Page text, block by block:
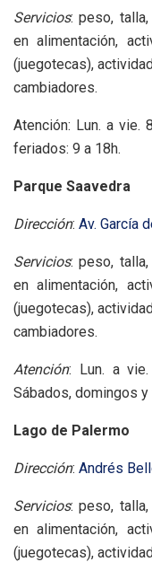
Servicios: peso,
en alimentación,
(juegotecas),
cambiadores.
Atención: Lun. a vie.
feriados: 9 a 18h.
Parque Saavedra
Dirección: Av. García
Servicios: peso,
en alimentación,
(juegotecas),
cambiadores.
Atención: Lun. a
Sábados, domingos
Lago de Palermo
Dirección: Andrés
Servicios: peso,
en alimentación,
(juegotecas),